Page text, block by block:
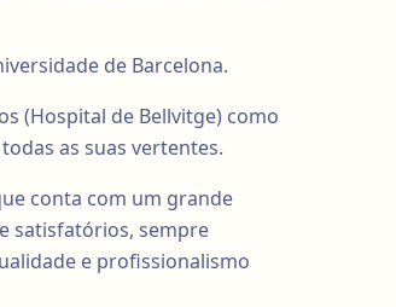
de Barcelona.
(Hospital de Bellvitge) como
as suas vertentes.
conta com um grande
satisfatórios, sempre
e profissionalismo